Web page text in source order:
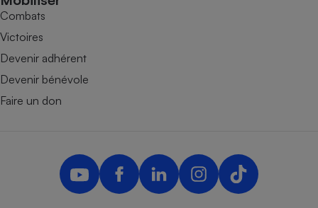
Combats
Victoires
Devenir adhérent
Devenir bénévole
Faire un don